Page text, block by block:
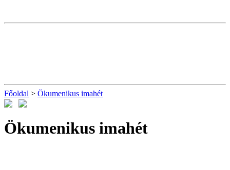
Főoldal > Ökumenikus imahét
Ökumenikus imahét